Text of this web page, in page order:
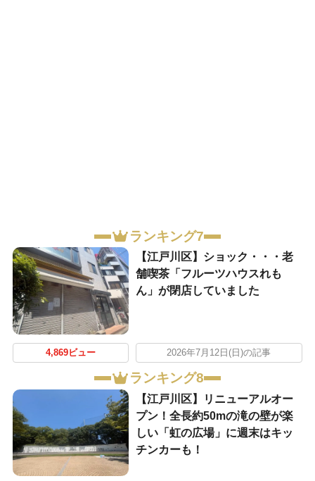
ランキング7
【江戸川区】ショック・・・老
舗喫茶「フルーツハウスれも
ん」が閉店していました
4,869ビュー 2026年7月12日(日)の記事
ランキング8
【江戸川区】リニューアルオー
プン！全長約50mの滝の壁が楽
しい「虹の広場」に週末はキッ
チンカーも！